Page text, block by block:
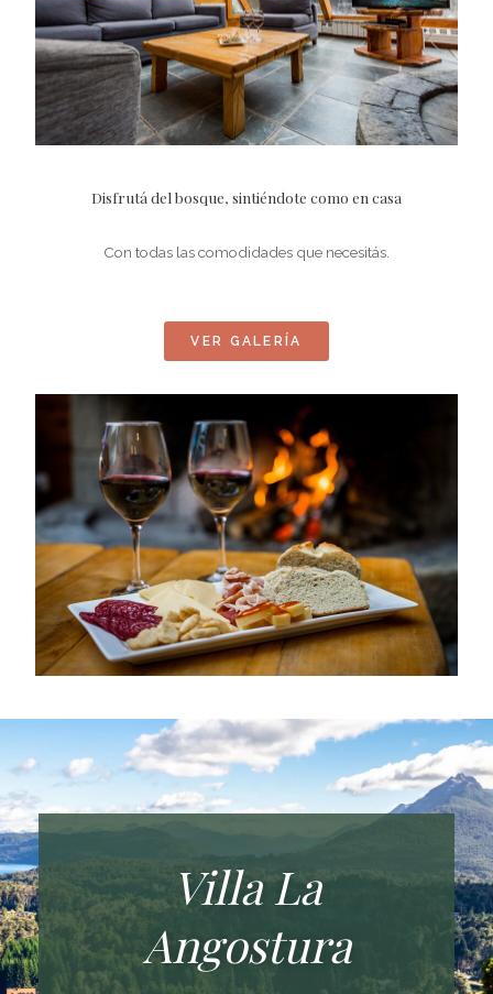
Disfrutá del bosque, sintiéndote como en casa
Con todas las comodidades que necesitás.
VER GALERÍA
Villa La
Angostura